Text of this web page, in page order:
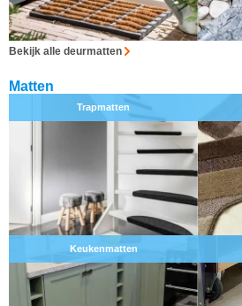
Bekijk alle deurmatten
Matten
Trapmatten
Keukenmatten